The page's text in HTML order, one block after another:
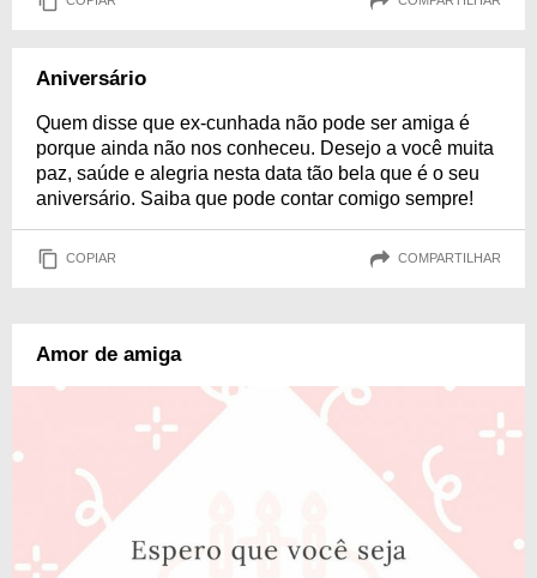
Aniversário
Quem disse que ex-cunhada não pode ser amiga é
porque ainda não nos conheceu. Desejo a você muita
paz, saúde e alegria nesta data tão bela que é o seu
aniversário. Saiba que pode contar comigo sempre!
COPIAR COMPARTILHAR
Amor de amiga